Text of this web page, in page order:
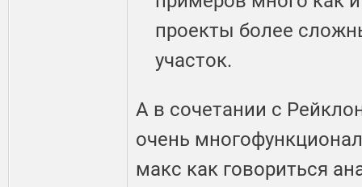
проекты более
участок.
А в сочетании с
очень
макс как говориться